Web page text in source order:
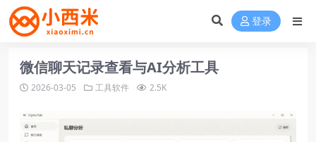
登录
微信聊天记录查看与AI分析工具
2026-03-05 工具软件 2.5K